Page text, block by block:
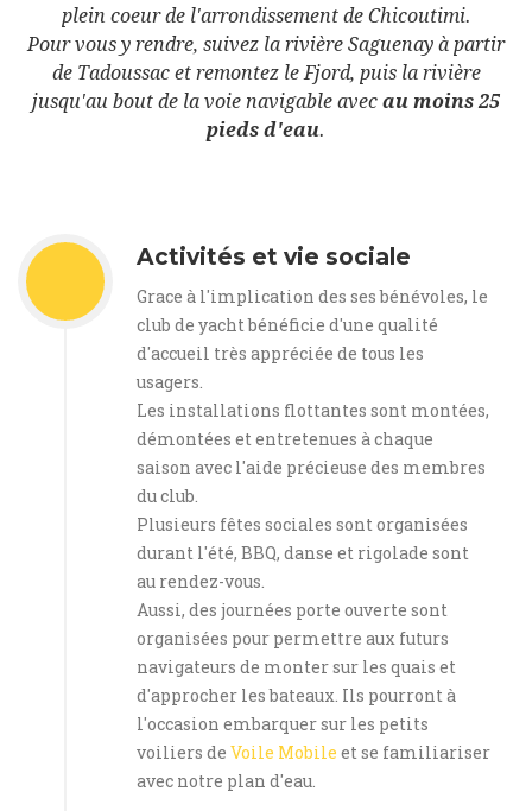
plein coeur de l'arrondissement de Chicoutimi.
Pour vous y rendre, suivez la rivière Saguenay à partir
de Tadoussac et remontez le Fjord, puis la rivière
jusqu'au bout de la voie navigable avec au moins 25
pieds d'eau.
Activités et vie sociale
Grace à l'implication des ses bénévoles, le
club de yacht bénéficie d'une qualité
d'accueil très appréciée de tous les
usagers.
Les installations flottantes sont montées,
démontées et entretenues à chaque
saison avec l'aide précieuse des membres
du club.
Plusieurs fêtes sociales sont organisées
durant l'été, BBQ, danse et rigolade sont
au rendez-vous.
Aussi, des journées porte ouverte sont
organisées pour permettre aux futurs
navigateurs de monter sur les quais et
d'approcher les bateaux. Ils pourront à
l'occasion embarquer sur les petits
voiliers de Voile Mobile et se familiariser
avec notre plan d'eau.